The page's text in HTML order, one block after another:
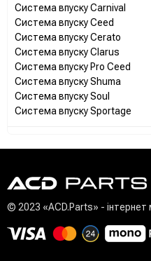
Система впуску Carnival
Система впуску Ceed
Система впуску Cerato
Система впуску Clarus
Система впуску Pro Ceed
Система впуску Shuma
Система впуску Soul
Система впуску Sportage
© 2023 «ACD.Parts» -